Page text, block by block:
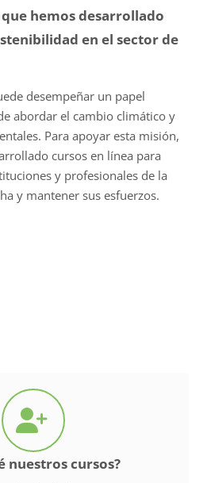
hemos desarrollado
en el sector de
desempeñar un papel
abordar el cambio climático y
Para apoyar esta misión,
cursos en línea para
y profesionales de la
y mantener sus esfuerzos.
nuestros cursos?